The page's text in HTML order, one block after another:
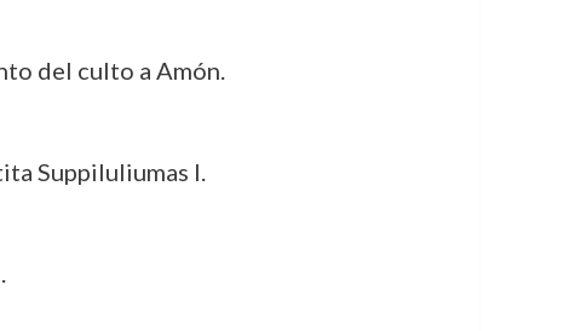
del culto a Amón.
Suppiluliumas I.